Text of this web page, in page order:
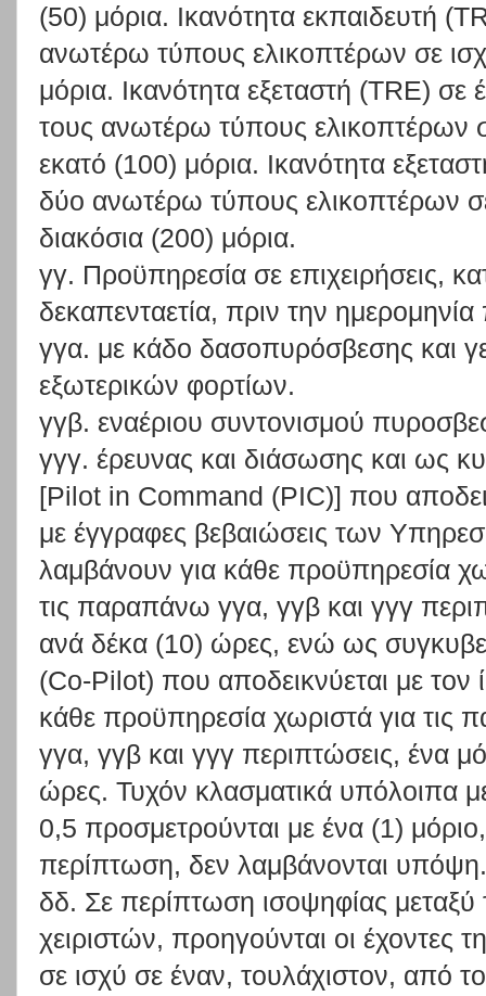
(50) μόρια. Ικανότητα εκπαιδευτή
ανωτέρω τύπους ελικοπτέρων σε
μόρια. Ικανότητα εξεταστή (TRE) σε
τους ανωτέρω τύπους ελικοπτέρων
εκατό (100) μόρια. Ικανότητα
δύο ανωτέρω τύπους ελικοπτέρων
διακόσια (200) μόρια.
γγ. Προϋπηρεσία σε επιχειρήσεις,
δεκαπενταετία, πριν την
γγα. με κάδο δασοπυρόσβεσης και
εξωτερικών φορτίων.
γγβ. εναέριου συντονισμού
γγγ. έρευνας και διάσωσης και ως
[Pilot in Command (PIC)] που
με έγγραφες βεβαιώσεις των
λαμβάνουν για κάθε προϋπηρεσία
τις παραπάνω γγα, γγβ και γγγ
ανά δέκα (10) ώρες, ενώ ως
(Co-Pilot) που αποδεικνύεται με τον
κάθε προϋπηρεσία χωριστά για τις
γγα, γγβ και γγγ περιπτώσεις, ένα
ώρες. Τυχόν κλασματικά υπόλοιπα
0,5 προσμετρούνται με ένα (1)
περίπτωση, δεν λαμβάνονται υπόψη.
δδ. Σε περίπτωση ισοψηφίας
χειριστών, προηγούνται οι έχοντες
σε ισχύ σε έναν, τουλάχιστον, από